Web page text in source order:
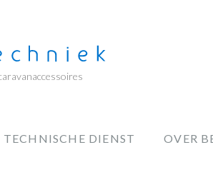
TECHNISCHE DIENST OVER